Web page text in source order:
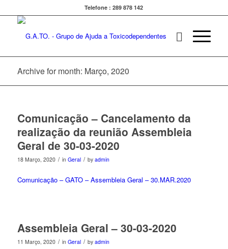
Telefone : 289 878 142
Archive for month: Março, 2020
Comunicação – Cancelamento da
realização da reunião Assembleia
Geral de 30-03-2020
18 Março, 2020 / in Geral / by admin
Comunicação – GATO – Assembleia Geral – 30.MAR.2020
Assembleia Geral – 30-03-2020
11 Março, 2020 / in Geral / by admin